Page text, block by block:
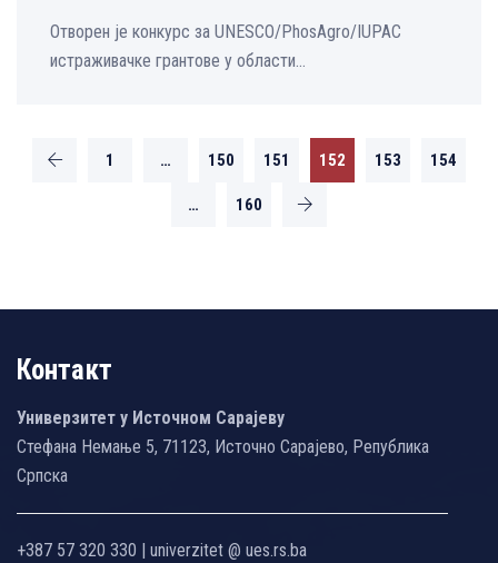
Oтворен је конкурс за UNESCO/PhosAgro/IUPAC
истраживачке грантове у области...
1 … 150 151 152 153 154
… 160
Контакт
Универзитет у Источном Сарајеву
Стефана Немање 5, 71123, Источно Сарајево, Република
Српска
+387 57 320 330 | univerzitet @ ues.rs.ba